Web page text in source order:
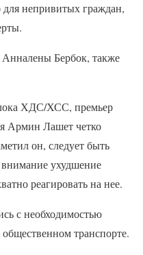
непривитых граждан,
Бербок, также
ХДС/ХСС, премьер
Армин Лашет четко
он, следует быть
ухудшение
реагировать на нее.
с необходимостью
транспорте.